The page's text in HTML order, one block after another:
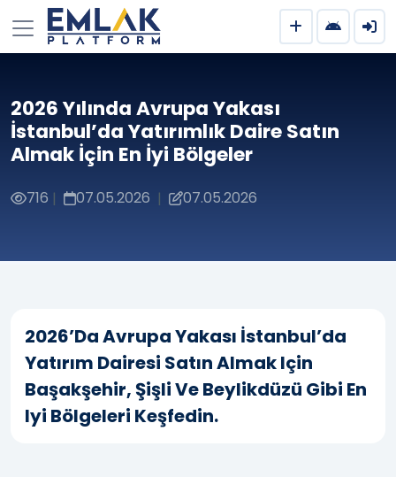
2026 Yılında Avrupa Yakası
İstanbul’da Yatırımlık Daire Satın
Almak İçin En İyi Bölgeler
716 | 07.05.2026 | 07.05.2026
2026’da Avrupa Yakası İstanbul’da
Yatırım Dairesi Satın Almak Için
Başakşehir, Şişli Ve Beylikdüzü Gibi En
Iyi Bölgeleri Keşfedin.